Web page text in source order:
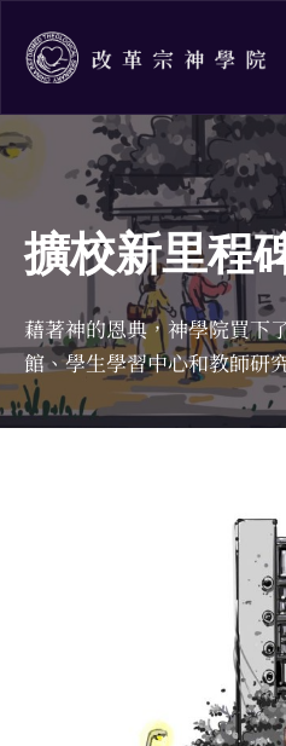
content
擴校新里程
藉著神的恩典，神學院買下
館、學生學習中心和教師研